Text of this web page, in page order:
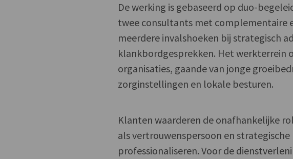
De werking is gebaseerd op duo-
twee consultants met complementaire
meerdere invalshoeken bij strategisch
klankbordgesprekken. Het
organisaties, gaande van jonge
zorginstellingen en lokale besturen.
Klanten waarderen de onafhankelijke
als vertrouwenspersoon en
professionaliseren. Voor de